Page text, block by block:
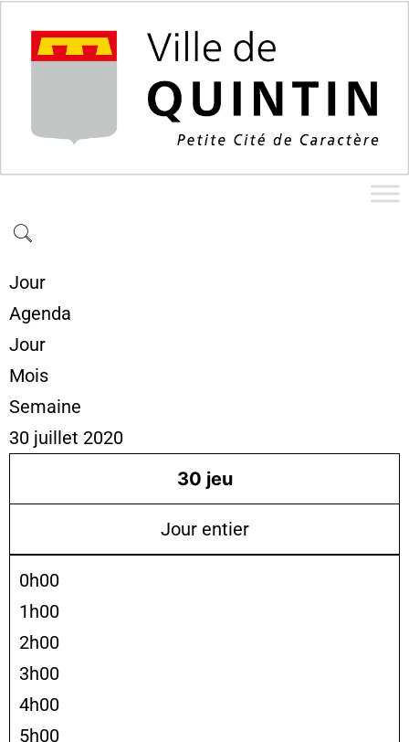
Jour
Agenda
Jour
Mois
Semaine
30 juillet 2020
30 jeu
Jour entier
0h00
1h00
2h00
3h00
4h00
5h00